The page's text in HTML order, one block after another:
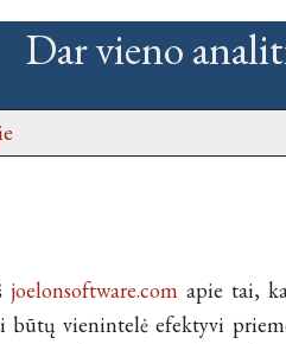
Dar vieno
joelonsoftware.com apie tai,
vienintelė efektyvi